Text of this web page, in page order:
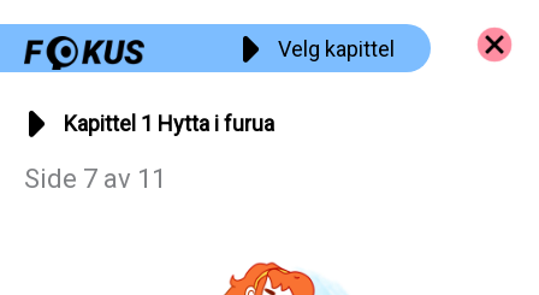
rett
til
innholdet
Velg kapittel
Kapittel 1 Hytta i furua
Side 7 av 11